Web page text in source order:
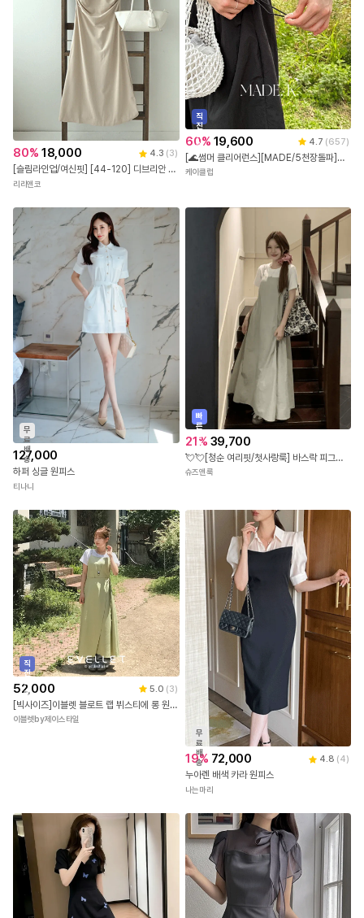
80% 18,000 4.3 (3)
[슬림라인업/여신핏] [44-120] 디브리안 핀턱 보트넥 롱 원피스( 여름-썸머-신상-데일리룩-데이트룩-하객룩-격식룩-페미닌룩-빅사이즈-120사이즈-자체제작-신축성-클래식-우아한-반팔-반소매-드레이프 )
리리앤코
직
진
배
송
60% 19,600 4.7 (657)
[🌊썸머 클리어런스][MADE/5천장돌파]브닌 스트링 롱 원피스 (S-M/바캉스룩/데일리룩/휴양지룩/여름원피스/반팔원피스/라운드넥원피스)
케이클럽
무
료
배
송
127,000
하퍼 싱글 원피스
티나니
빠
른
출
발
21% 39,700
💘💘[청순 여리핏/첫사랑룩] 바스락 피그먼트 뷔스티에 끈나시 내추럴 A라인 맥시 롱 원피스 / 체형커버
슈즈앤룩
직
진
배
송
52,000 5.0 (3)
[빅사이즈]이블렛 블로트 랩 뷔스티에 롱 원피스 제이스타일
이블렛by제이스타일
무
료
배
송
19% 72,000 4.8 (4)
누아렌 배색 카라 원피스
나는마리